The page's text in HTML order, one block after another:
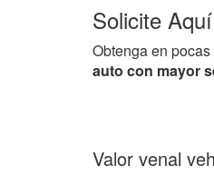
Solicite
Obtenga en
auto con mayor
Valor venal